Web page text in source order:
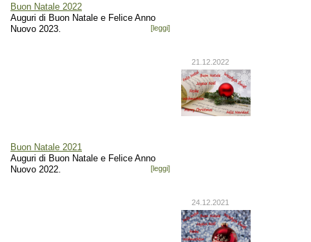
Buon Natale 2022
Auguri di Buon Natale e Felice Anno
Nuovo 2023.
[leggi]
21.12.2022
Buon Natale 2021
Auguri di Buon Natale e Felice Anno
Nuovo 2022.
[leggi]
24.12.2021